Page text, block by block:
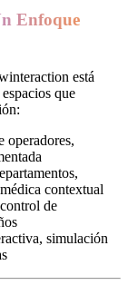
Enfoque
está
que
operadores,
contextual
de
simulación